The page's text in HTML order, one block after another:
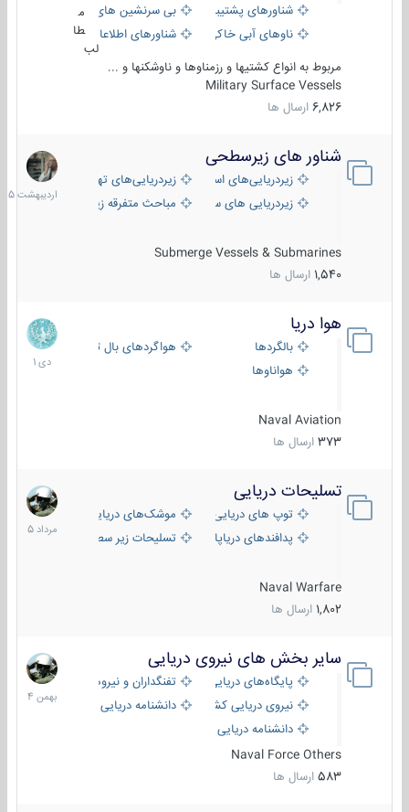
شناورهای پشتیبانی
بی سرنشین های دریایی
ناوهای آبی خاکی و نیروبرشناورهای اطلاعاتی و جاسوسی
طا
لب
مربوط به انواع کشتیها و رزمناوها و ناوشکنها و ...
Military Surface Vessels
6,826 ارسال ها
شناور های زیرسطحی
زیردریایی‌های استراتژیکزیردریایی‌های تهاجمی
زیردریایی های سبک
مباحث متفرقه زیرسطحی
Submerge Vessels & Submarines
1,540 ارسال ها
31
1405
هوا دریا
بالگردها
هواگردهای بال ثابت
هواناوها
Naval Aviation
373 ارسال ها
12
دی
1401
تسلیحات دریایی
توپ های دریایی
موشک‌های دریایی
پدافندهای دریاپایه
تسلیحات زیر سطحی
Naval Warfare
1,802 ارسال ها
2
مرداد
1405
سایر بخش های نیروی دریایی
پایگاه‌های دریایی
تفنگداران و نیروهای ویژه‌ی دریایی
نیروی دریایی کشورهای مختلفدانشنامه دریایی
دانشنامه دریایی کپی
Naval Force Others
583 ارسال ها
22
بهمن
1404